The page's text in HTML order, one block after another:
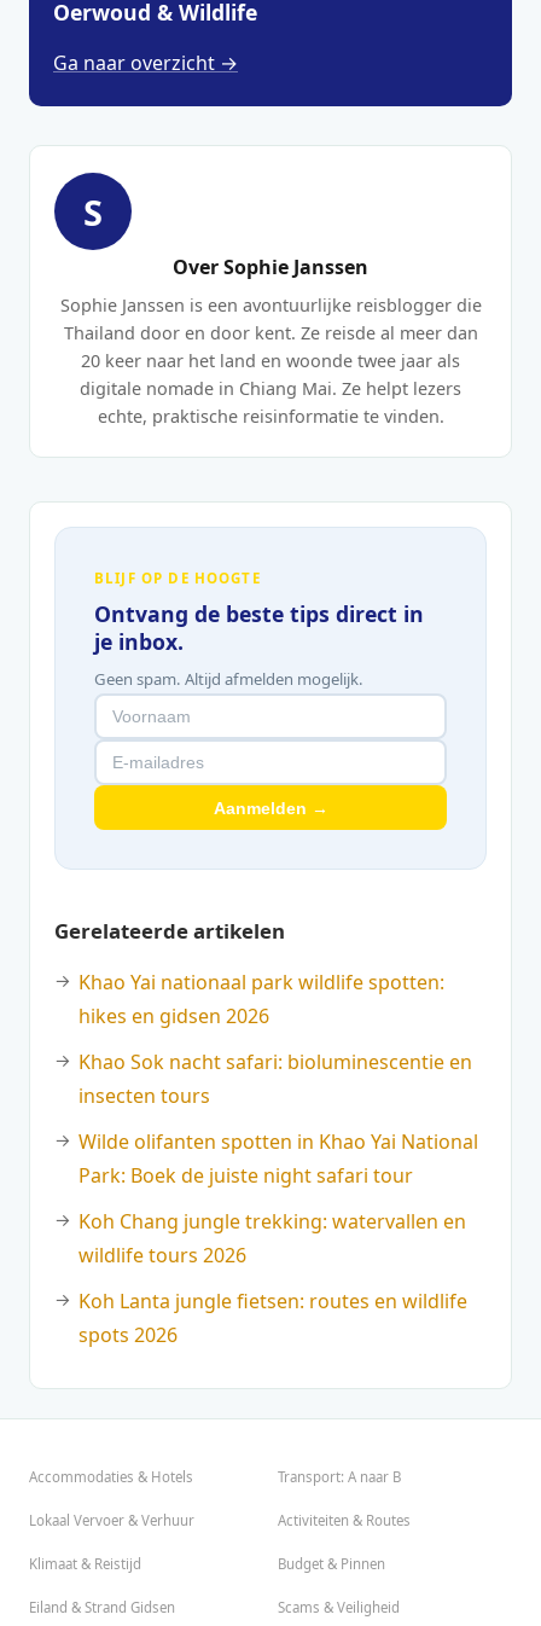
Oerwoud & Wildlife
Ga naar overzicht →
S
Over Sophie Janssen
Sophie Janssen is een avontuurlijke reisblogger die
Thailand door en door kent. Ze reisde al meer dan
20 keer naar het land en woonde twee jaar als
digitale nomade in Chiang Mai. Ze helpt lezers
echte, praktische reisinformatie te vinden.
BLIJF OP DE HOOGTE
Ontvang de beste tips direct in
je inbox.
Geen spam. Altijd afmelden mogelijk.
Aanmelden →
Gerelateerde artikelen
Khao Yai nationaal park wildlife spotten:
hikes en gidsen 2026
Khao Sok nacht safari: bioluminescentie en
insecten tours
Wilde olifanten spotten in Khao Yai National
Park: Boek de juiste night safari tour
Koh Chang jungle trekking: watervallen en
wildlife tours 2026
Koh Lanta jungle fietsen: routes en wildlife
spots 2026
Accommodaties & Hotels Transport: A naar B
Lokaal Vervoer & Verhuur Activiteiten & Routes
Klimaat & Reistijd Budget & Pinnen
Eiland & Strand Gidsen Scams & Veiligheid